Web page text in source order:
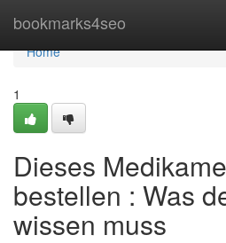
bookmarks4seo
Home
Home
1
Dieses
bestellen : Was
wissen muss